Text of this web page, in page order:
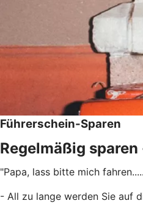
Führerschein-Sparen
Regelmäßig
"Papa, lass bitte mich
- All zu lange werden Sie auf